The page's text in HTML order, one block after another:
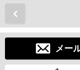
メー